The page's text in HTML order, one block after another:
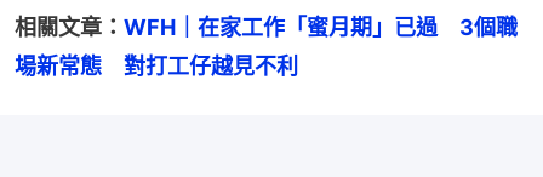
相關文章： WFH｜在家工作「蜜月期」已過　3個職
場新常態　對打工仔越見不利